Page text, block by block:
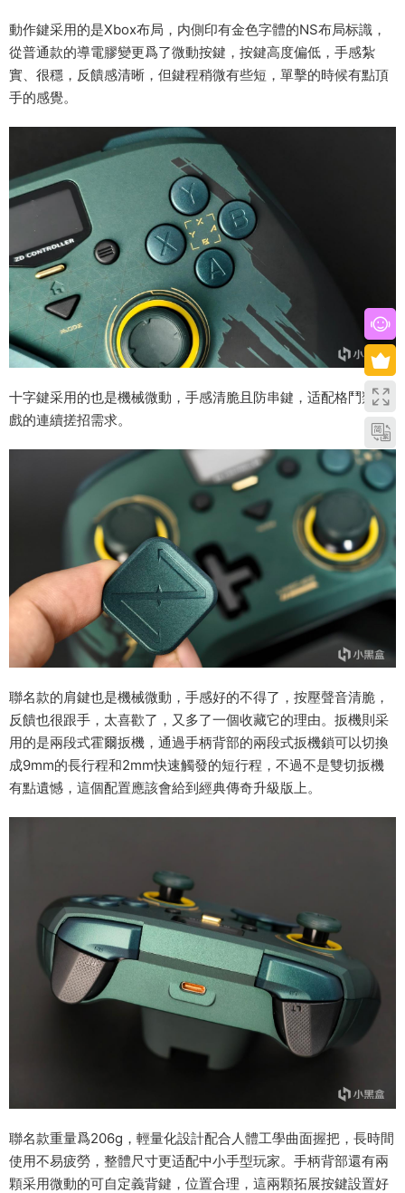
動作鍵采用的是Xbox布局，内側印有金色字體的NS布局标識，
從普通款的導電膠變更爲了微動按鍵，按鍵高度偏低，手感紮
實、很穩，反饋感清晰，但鍵程稍微有些短，單擊的時候有點頂
手的感覺。
十字鍵采用的也是機械微動，手感清脆且防串鍵，适配格鬥類遊
戲的連續搓招需求。
聯名款的肩鍵也是機械微動，手感好的不得了，按壓聲音清脆，
反饋也很跟手，太喜歡了，又多了一個收藏它的理由。扳機則采
用的是兩段式霍爾扳機，通過手柄背部的兩段式扳機鎖可以切換
成9mm的長行程和2mm快速觸發的短行程，不過不是雙切扳機
有點遺憾，這個配置應該會給到經典傳奇升級版上。
聯名款重量爲206g，輕量化設計配合人體工學曲面握把，長時間
使用不易疲勞，整體尺寸更适配中小手型玩家。手柄背部還有兩
顆采用微動的可自定義背鍵，位置合理，這兩顆拓展按鍵設置好